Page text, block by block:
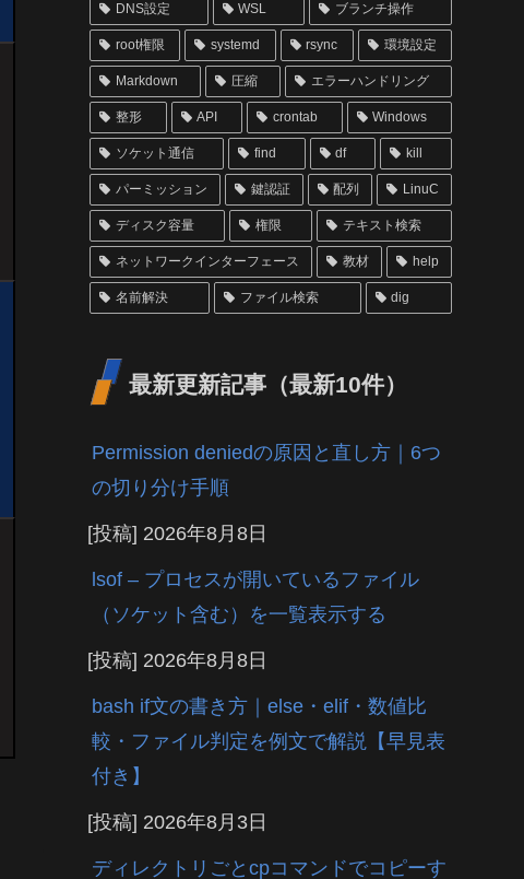
DNS設定 WSL ブランチ操作
root権限 systemd rsync 環境設定
Markdown 圧縮 エラーハンドリング
整形 API crontab Windows
ソケット通信 find df kill
パーミッション 鍵認証 配列 LinuC
ディスク容量 権限 テキスト検索
ネットワークインターフェース 教材 help
名前解決 ファイル検索 dig
最新更新記事（最新10件）
Permission deniedの原因と直し方｜6つ
の切り分け手順
[投稿] 2026年8月8日
lsof – プロセスが開いているファイル
（ソケット含む）を一覧表示する
[投稿] 2026年8月8日
bash if文の書き方｜else・elif・数値比
較・ファイル判定を例文で解説【早見表
付き】
[投稿] 2026年8月3日
ディレクトリごとcpコマンドでコピーす